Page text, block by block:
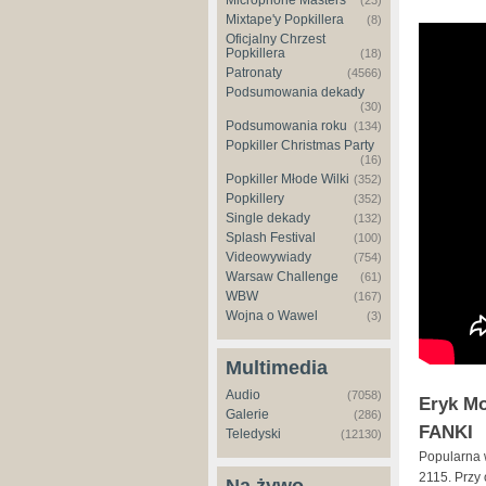
Mixtape'y Popkillera (8)
Oficjalny Chrzest
Popkillera
(18)
Patronaty (4566)
Podsumowania dekady
(30)
Podsumowania roku (134)
Popkiller Christmas Party
(16)
Popkiller Młode Wilki (352)
Popkillery (352)
Single dekady (132)
Splash Festival (100)
Videowywiady (754)
Warsaw Challenge (61)
WBW (167)
Wojna o Wawel (3)
Multimedia
Audio (7058)
Galerie (286)
Teledyski (12130)
Eryk
FANKI
Popularna
2115. Przy